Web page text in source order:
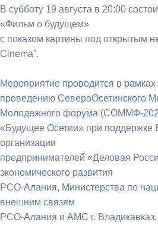
В субботу 19 августа в 20:00
«Фильм о будущем»
с показом картины под открытым
Cinema”.
Мероприятие проводится в рамках
проведению СевероОсетинского
Молодежного форума (СОММФ-
«Будущее Осетии» при поддержке
организации
предпринимателей «Деловая
экономического развития
РСО-Алания, Министерства по
внешним связям
РСО-Алания и АМС г. Владикавказ.